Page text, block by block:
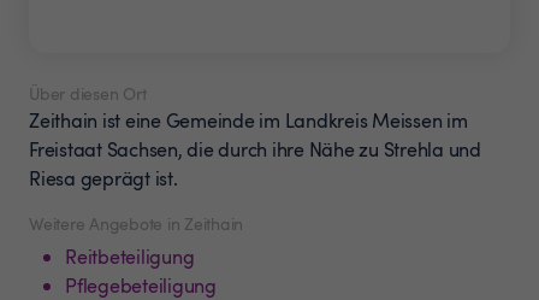
Weitere Angebote in Zeithain
Reitbeteiligung
Pflegebeteiligung
Über diesen Ort
Zeithain ist eine Gemeinde im Landkreis Meissen im
Freistaat Sachsen, die durch ihre Nähe zu Strehla und
Riesa geprägt ist.